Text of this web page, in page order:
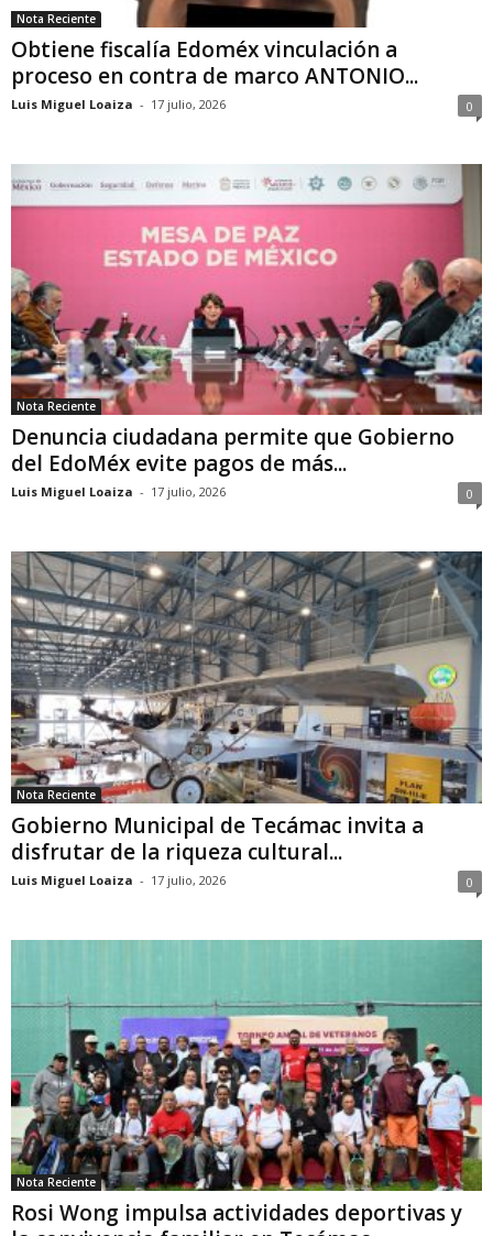
Nota Reciente
Obtiene fiscalía Edoméx vinculación a
proceso en contra de marco ANTONIO...
Luis Miguel Loaiza - 17 julio, 2026 0
Nota Reciente
Denuncia ciudadana permite que Gobierno
del EdoMéx evite pagos de más...
Luis Miguel Loaiza - 17 julio, 2026 0
Nota Reciente
Gobierno Municipal de Tecámac invita a
disfrutar de la riqueza cultural...
Luis Miguel Loaiza - 17 julio, 2026 0
Nota Reciente
Rosi Wong impulsa actividades deportivas y